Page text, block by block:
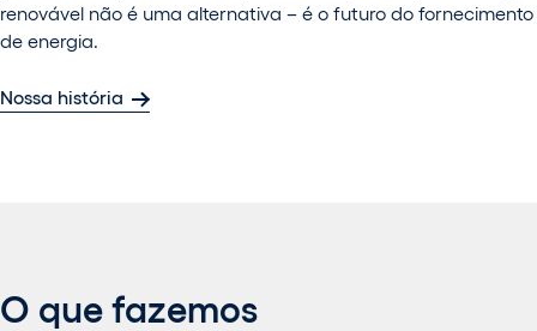
renovável não é uma alternativa – é o futuro do fornecimento
de energia.
Nossa história
O que fazemos